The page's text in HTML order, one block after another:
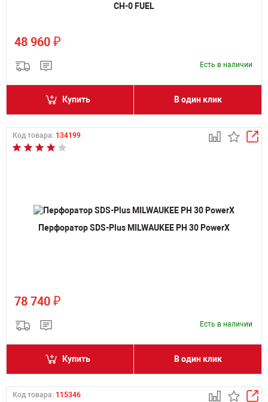
CH-0 FUEL
48 960 ₽
Есть в наличии
Купить В один клик
Код товара: 134199
Перфоратор SDS-Plus MILWAUKEE PH 30 PowerX
78 740 ₽
Есть в наличии
Купить В один клик
Код товара: 115346